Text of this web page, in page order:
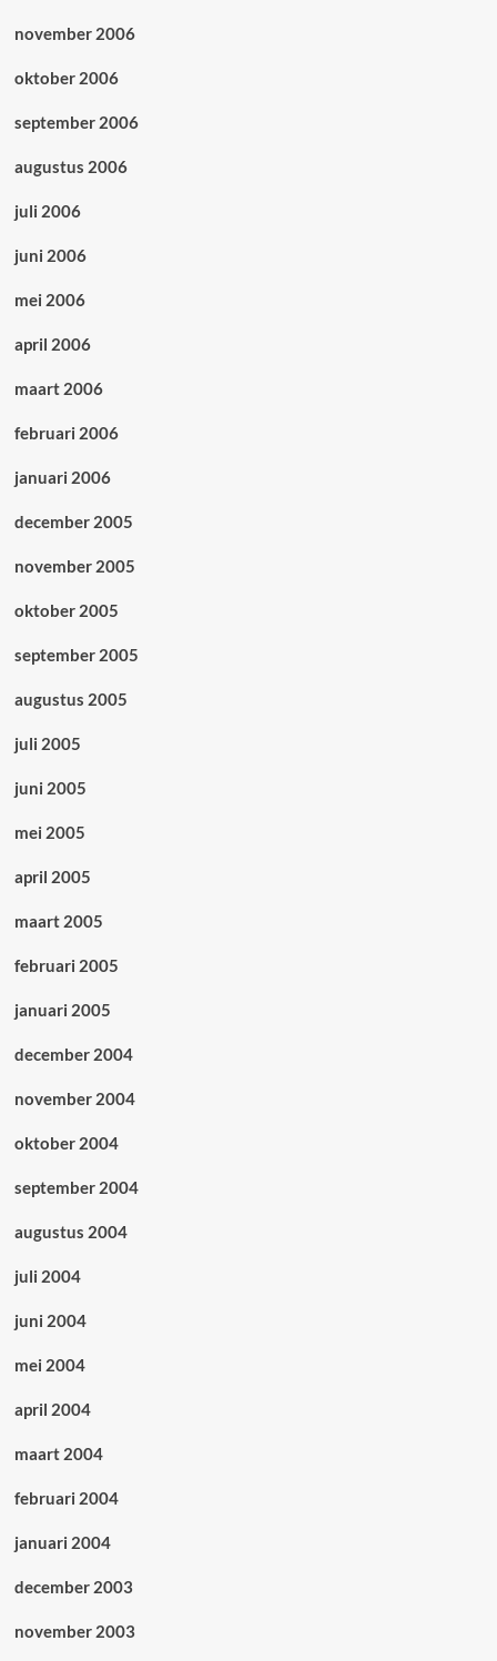
november 2006
oktober 2006
september 2006
augustus 2006
juli 2006
juni 2006
mei 2006
april 2006
maart 2006
februari 2006
januari 2006
december 2005
november 2005
oktober 2005
september 2005
augustus 2005
juli 2005
juni 2005
mei 2005
april 2005
maart 2005
februari 2005
januari 2005
december 2004
november 2004
oktober 2004
september 2004
augustus 2004
juli 2004
juni 2004
mei 2004
april 2004
maart 2004
februari 2004
januari 2004
december 2003
november 2003